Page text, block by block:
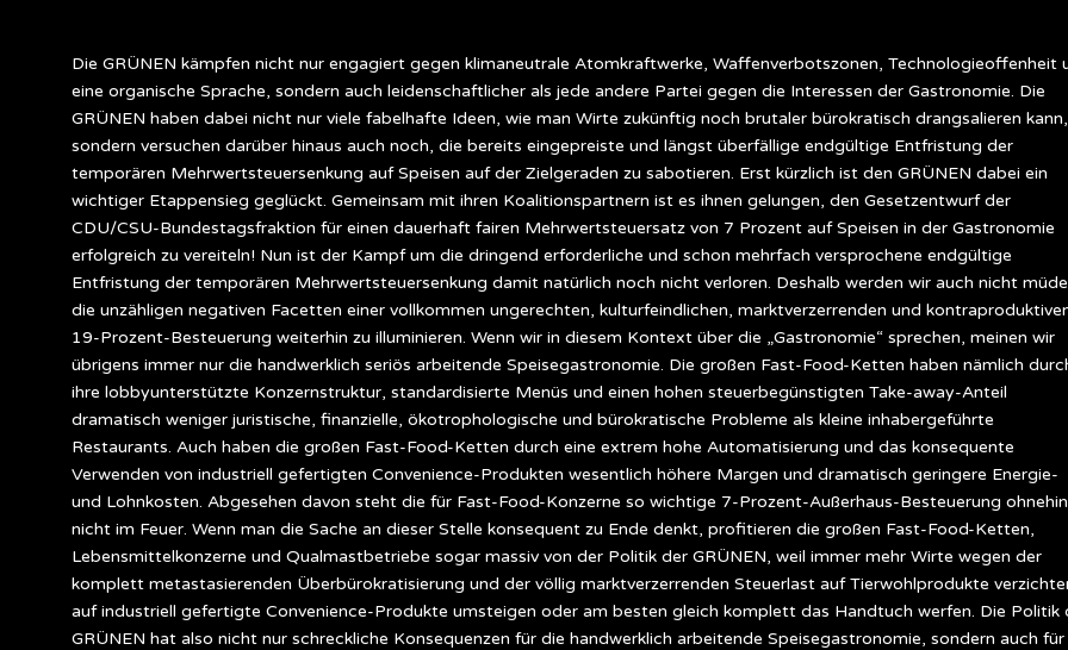
Die GRÜNEN kämpfen nicht nur engagiert gegen klimaneutrale Atomkraftwerke, Waffenverbotszonen, Technologieoffenheit
eine organische Sprache, sondern auch leidenschaftlicher als jede andere Partei gegen die Interessen der Gastronomie. Die
GRÜNEN haben dabei nicht nur viele fabelhafte Ideen, wie man Wirte zukünftig noch brutaler bürokratisch drangsalieren kann,
sondern versuchen darüber hinaus auch noch, die bereits eingepreiste und längst überfällige endgültige Entfristung der
temporären Mehrwertsteuersenkung auf Speisen auf der Zielgeraden zu sabotieren. Erst kürzlich ist den GRÜNEN dabei ein
wichtiger Etappensieg geglückt. Gemeinsam mit ihren Koalitionspartnern ist es ihnen gelungen, den Gesetzentwurf der
CDU/CSU-Bundestagsfraktion für einen dauerhaft fairen Mehrwertsteuersatz von 7 Prozent auf Speisen in der Gastronomie
erfolgreich zu vereiteln! Nun ist der Kampf um die dringend erforderliche und schon mehrfach versprochene endgültige
Entfristung der temporären Mehrwertsteuersenkung damit natürlich noch nicht verloren. Deshalb werden wir auch nicht
die unzähligen negativen Facetten einer vollkommen ungerechten, kulturfeindlichen, marktverzerrenden und
19-Prozent-Besteuerung weiterhin zu illuminieren. Wenn wir in diesem Kontext über die „Gastronomie“ sprechen, meinen wir
übrigens immer nur die handwerklich seriös arbeitende Speisegastronomie. Die großen Fast-Food-Ketten haben nämlich
ihre lobbyunterstützte Konzernstruktur, standardisierte Menüs und einen hohen steuerbegünstigten Take-away-Anteil
dramatisch weniger juristische, finanzielle, ökotrophologische und bürokratische Probleme als kleine inhabergeführte
Restaurants. Auch haben die großen Fast-Food-Ketten durch eine extrem hohe Automatisierung und das konsequente
Verwenden von industriell gefertigten Convenience-Produkten wesentlich höhere Margen und dramatisch geringere Energie-
und Lohnkosten. Abgesehen davon steht die für Fast-Food-Konzerne so wichtige 7-Prozent-Außerhaus-Besteuerung ohnehin
nicht im Feuer. Wenn man die Sache an dieser Stelle konsequent zu Ende denkt, profitieren die großen Fast-Food-Ketten,
Lebensmittelkonzerne und Qualmastbetriebe sogar massiv von der Politik der GRÜNEN, weil immer mehr Wirte wegen der
komplett metastasierenden Überbürokratisierung und der völlig marktverzerrenden Steuerlast auf Tierwohlprodukte
auf industriell gefertigte Convenience-Produkte umsteigen oder am besten gleich komplett das Handtuch werfen. Die Politik
GRÜNEN hat also nicht nur schreckliche Konsequenzen für die handwerklich arbeitende Speisegastronomie, sondern auch für